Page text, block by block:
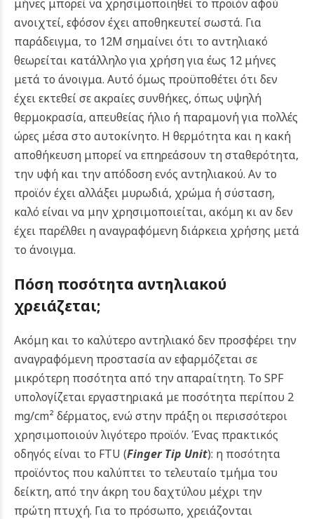
μήνες μπορεί να χρησιμοποιηθεί το προϊόν αφού
ανοιχτεί, εφόσον έχει αποθηκευτεί σωστά. Για
παράδειγμα, το 12M σημαίνει ότι το αντηλιακό
θεωρείται κατάλληλο για χρήση για έως 12 μήνες
μετά το άνοιγμα. Αυτό όμως προϋποθέτει ότι δεν
έχει εκτεθεί σε ακραίες συνθήκες, όπως υψηλή
θερμοκρασία, απευθείας ήλιο ή παραμονή για πολλές
ώρες μέσα στο αυτοκίνητο. Η θερμότητα και η κακή
αποθήκευση μπορεί να επηρεάσουν τη σταθερότητα,
την υφή και την απόδοση ενός αντηλιακού. Αν το
προϊόν έχει αλλάξει μυρωδιά, χρώμα ή σύσταση,
καλό είναι να μην χρησιμοποιείται, ακόμη κι αν δεν
έχει παρέλθει η αναγραφόμενη διάρκεια χρήσης μετά
το άνοιγμα.
Πόση ποσότητα αντηλιακού
χρειάζεται;
Ακόμη και το καλύτερο αντηλιακό δεν προσφέρει την
αναγραφόμενη προστασία αν εφαρμόζεται σε
μικρότερη ποσότητα από την απαραίτητη. Το SPF
υπολογίζεται εργαστηριακά με ποσότητα περίπου 2
mg/cm² δέρματος, ενώ στην πράξη οι περισσότεροι
χρησιμοποιούν λιγότερο προϊόν. Ένας πρακτικός
οδηγός είναι το FTU (Finger Tip Unit): η ποσότητα
προϊόντος που καλύπτει το τελευταίο τμήμα του
δείκτη, από την άκρη του δαχτύλου μέχρι την
πρώτη πτυχή. Για το πρόσωπο, χρειάζονται